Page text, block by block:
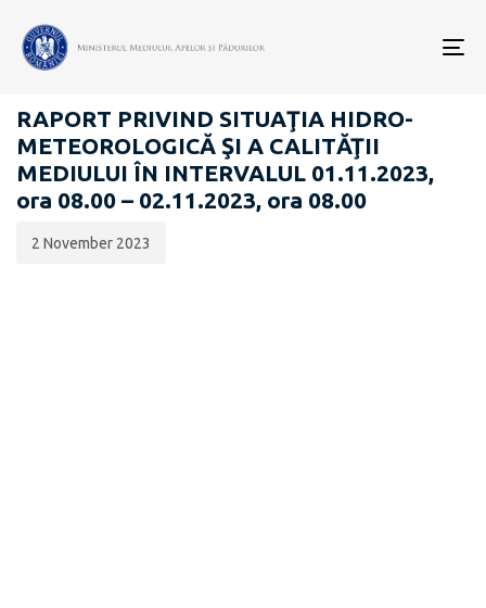
RAPOARTE ZILNICE STAREA MEDIULUI
RAPORT PRIVIND SITUAŢIA HIDRO-
METEOROLOGICĂ ŞI A CALITĂŢII
MEDIULUI ÎN INTERVALUL 01.11.2023,
ora 08.00 – 02.11.2023, ora 08.00
publicării:
2 November 2023